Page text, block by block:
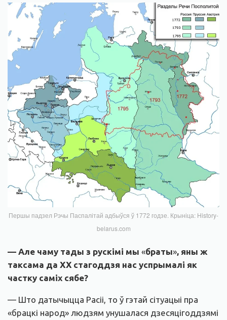
Першы падзел Рэчы Паспалітай адбыўся ў 1772 годзе. Крыніца: History-
belarus.com
— Але чаму тады з рускімі мы «браты», яны ж
таксама да ХХ стагоддзя нас успрымалі як
частку саміх сябе?
— Што датычыцца Расіі, то ў гэтай сітуацыі пра
«брацкі народ» людзям унушалася дзесяцігоддзямі